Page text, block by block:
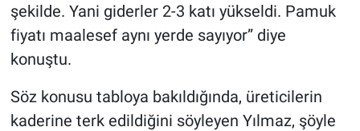
şekilde. Yani giderler 2-3 katı yükseldi. Pamuk
fiyatı maalesef aynı yerde sayıyor” diye
konuştu.
Söz konusu tabloya bakıldığında, üreticilerin
kaderine terk edildiğini söyleyen Yılmaz, şöyle